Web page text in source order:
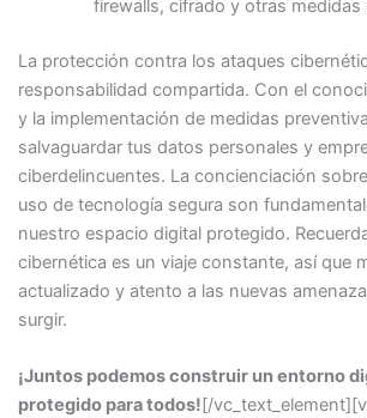
firewalls, cifrado y otras medidas
La protección contra los ataques
responsabilidad compartida. Con el
y la implementación de medidas
salvaguardar tus datos personales y
ciberdelincuentes. La concienciación
uso de tecnología segura son
nuestro espacio digital protegido.
cibernética es un viaje constante, así que
actualizado y atento a las nuevas
surgir.
¡Juntos podemos construir un entorno
protegido para todos![/